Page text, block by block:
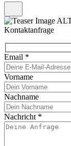
Kontaktanfrage
Email *
Vorname
Nachname
Nachricht *